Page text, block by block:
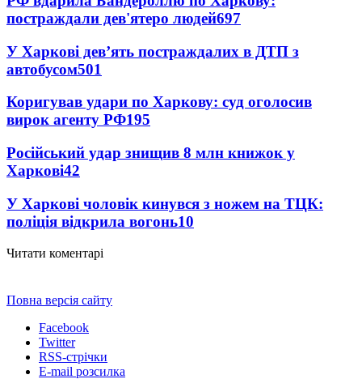
постраждали дев'ятеро людей697
У Харкові дев’ять постраждалих в ДТП з
автобусом501
Коригував удари по Харкову: суд оголосив
вирок агенту РФ195
Російський удар знищив 8 млн книжок у
Харкові42
У Харкові чоловік кинувся з ножем на ТЦК:
поліція відкрила вогонь10
Читати коментарі
Повна версія сайту
Facebook
Twitter
RSS-стрічки
E-mail розсилка